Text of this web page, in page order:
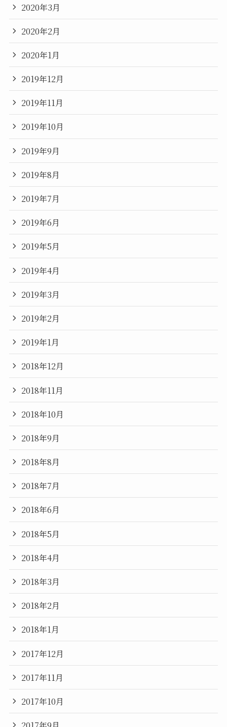
2020年3月
2020年2月
2020年1月
2019年12月
2019年11月
2019年10月
2019年9月
2019年8月
2019年7月
2019年6月
2019年5月
2019年4月
2019年3月
2019年2月
2019年1月
2018年12月
2018年11月
2018年10月
2018年9月
2018年8月
2018年7月
2018年6月
2018年5月
2018年4月
2018年3月
2018年2月
2018年1月
2017年12月
2017年11月
2017年10月